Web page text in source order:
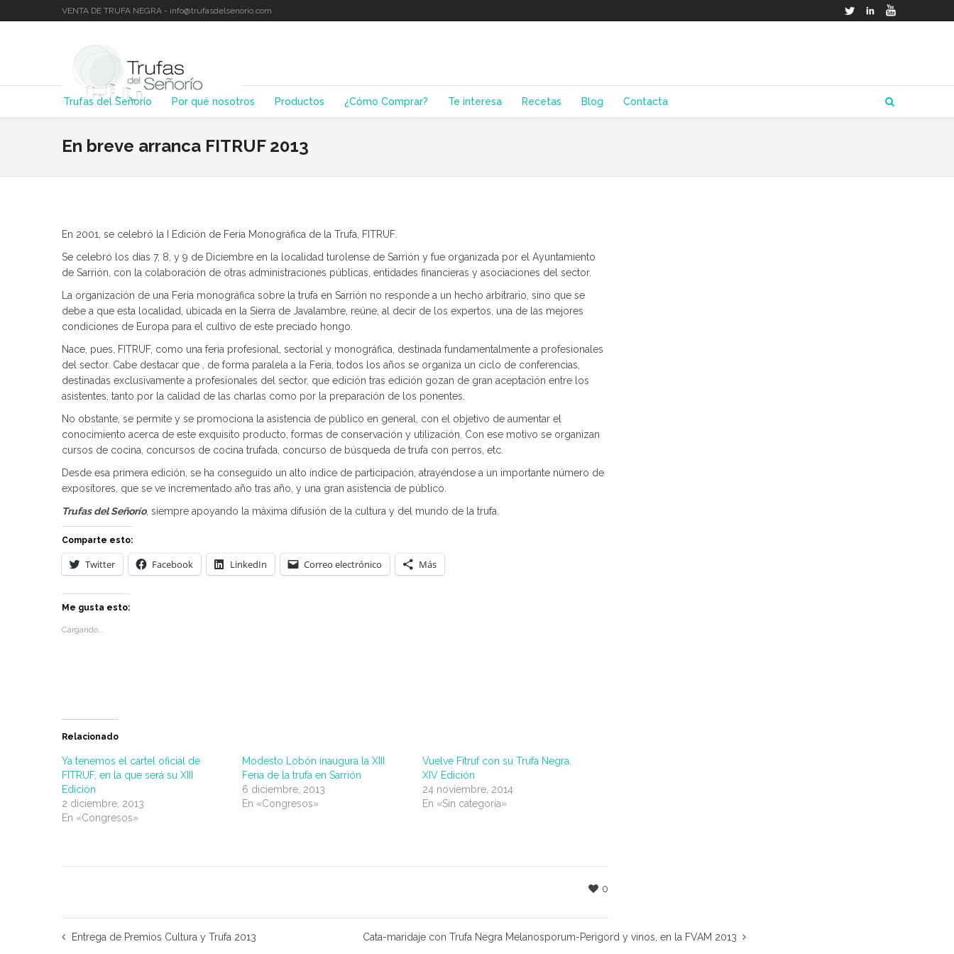
VENTA DE TRUFA NEGRA - info@trufasdelsenorio.com TwitterLinkedIn
Trufas del Señorío Por qué nosotros Productos ¿Cómo Comprar? Te interesa Recetas Blog Contacta
En breve arranca FITRUF 2013
En 2001, se celebró la I Edición de Feria Monográfica de la Trufa, FITRUF.
Se celebró los días 7, 8, y 9 de Diciembre en la localidad turolense de Sarrión y fue organizada por el Ayuntamiento
de Sarrión, con la colaboración de otras administraciones públicas, entidades financieras y asociaciones del sector.
La organización de una Feria monográfica sobre la trufa en Sarrión no responde a un hecho arbitrario, sino que se
debe a que esta localidad, ubicada en la Sierra de Javalambre, reúne, al decir de los expertos, una de las mejores
condiciones de Europa para el cultivo de este preciado hongo.
Nace, pues, FITRUF, como una feria profesional, sectorial y monográfica, destinada fundamentalmente a profesionales
del sector. Cabe destacar que , de forma paralela a la Feria, todos los años se organiza un ciclo de conferencias,
destinadas exclusivamente a profesionales del sector, que edición tras edición gozan de gran aceptación entre los
asistentes, tanto por la calidad de las charlas como por la preparación de los ponentes.
No obstante, se permite y se promociona la asistencia de público en general, con el objetivo de aumentar el
conocimiento acerca de este exquisito producto, formas de conservación y utilización. Con ese motivo se organizan
cursos de cocina, concursos de cocina trufada, concurso de búsqueda de trufa con perros, etc.
Desde esa primera edición, se ha conseguido un alto índice de participación, atrayéndose a un importante número de
expositores, que se ve incrementado año tras año, y una gran asistencia de público.
Trufas del Señorío, siempre apoyando la máxima difusión de la cultura y del mundo de la trufa.
Comparte esto:
Twitter Facebook LinkedIn Correo electrónico Más
Me gusta esto:
Cargando...
Relacionado
Ya tenemos el cartel oficial de
FITRUF, en la que será su XIII
Edición
2 diciembre, 2013
En «Congresos»
Modesto Lobón inaugura la XIII
Feria de la trufa en Sarrión
6 diciembre, 2013
En «Congresos»
Vuelve Fitruf con su Trufa Negra.
XIV Edición
24 noviembre, 2014
En «Sin categoría»
0
Entrega de Premios Cultura y Trufa 2013 Cata-maridaje con Trufa Negra Melanosporum-Perigord y vinos, en la FVAM 2013